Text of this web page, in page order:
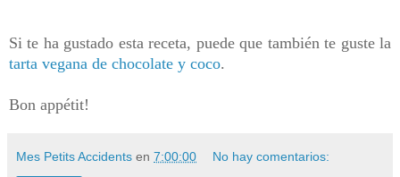
Si te ha gustado esta receta, puede que también te guste la
tarta vegana de chocolate y coco.
Bon appétit!
Mes Petits Accidents en 7:00:00 No hay comentarios: